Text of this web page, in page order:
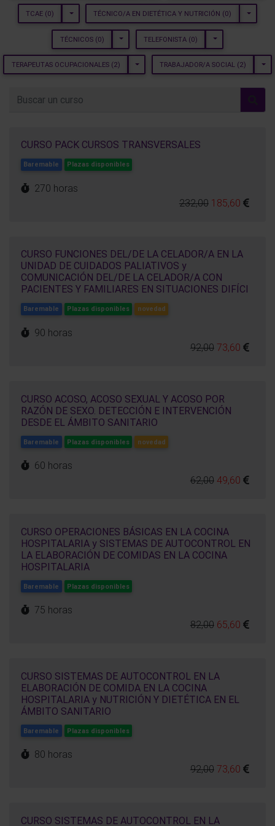
TCAE (0) TOGGLE DROPDOWN
TÉCNICO/A EN DIETÉTICA Y NUTRICIÓN (0) TOGGLE
TÉCNICOS (0) TOGGLE DROPDOWN
TELEFONISTA (0) TOGGLE
TERAPEUTAS OCUPACIONALES (2) TOGGLE DROPDOWN
TRABAJADOR/A SOCIAL (2)
CURSO PACK CURSOS TRANSVERSALES
Baremable Plazas disponibles
270 horas
232,00 185,60
CURSO FUNCIONES DEL/DE LA CELADOR/A EN LA
UNIDAD DE CUIDADOS PALIATIVOS y
COMUNICACIÓN DEL/DE LA CELADOR/A CON
PACIENTES Y FAMILIARES EN SITUACIONES DIFÍCI
Baremable Plazas disponibles novedad
90 horas
92,00 73,60
CURSO ACOSO, ACOSO SEXUAL Y ACOSO POR
RAZÓN DE SEXO. DETECCIÓN E INTERVENCIÓN
DESDE EL ÁMBITO SANITARIO
Baremable Plazas disponibles novedad
60 horas
62,00 49,60
CURSO OPERACIONES BÁSICAS EN LA COCINA
HOSPITALARIA y SISTEMAS DE AUTOCONTROL EN
LA ELABORACIÓN DE COMIDAS EN LA COCINA
HOSPITALARIA
Baremable Plazas disponibles
75 horas
82,00 65,60
CURSO SISTEMAS DE AUTOCONTROL EN LA
ELABORACIÓN DE COMIDA EN LA COCINA
HOSPITALARIA y NUTRICIÓN Y DIETÉTICA EN EL
ÁMBITO SANITARIO
Baremable Plazas disponibles
80 horas
92,00 73,60
CURSO SISTEMAS DE AUTOCONTROL EN LA